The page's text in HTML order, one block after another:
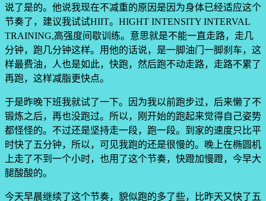
说了是的。他说我现在不减重的原因是因为身体已经适应这个
节奏了，建议我试试HIIT。HIGHT INTENSITY INTERVAL
TRAINING,高强度间歇训练。意思就是不能一直走路，走几
分钟，跑几分钟这样。用他的话说，是一脚油门一脚刹车，这
样最费油，人也是如此，快跑，然后跑不动走路，走路不累了
再跑，这样减脂更快点。
于是昨晚下班我就试了一下。因为我以前跑步过，后来懒了不
锻炼之后，再也没跑过。所以，刚开始的跑起来觉得自己姿势
都怪怪的。不过还是坚持走一段，跑一段。到家的速度只比平
时快了五分钟，所以，可见我跑的还是很慢的。晚上在椭圆机
上走了不到一个小时，也用了这个节奏，快蹬加慢蹬，今早大
腿酸酸的。
今天早晨继续了这个节奏，貌似跑的多了些，比昨天又快了五